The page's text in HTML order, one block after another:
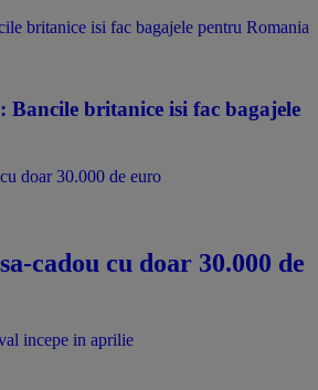
britanice isi fac bagajele pentru Romania
Bancile britanice isi fac bagajele
doar 30.000 de euro
cadou cu doar 30.000 de
incepe in aprilie